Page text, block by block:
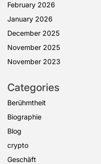
February 2026
January 2026
December 2025
November 2025
November 2023
Categories
Berühmtheit
Biographie
Blog
crypto
Geschäft